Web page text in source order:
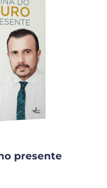
presente